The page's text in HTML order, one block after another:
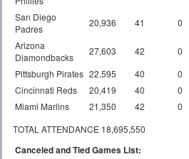
San Diego
Padres
20,936 41 0
Arizona
Diamondbacks
27,603 42 0
Pittsburgh Pirates 22,595 40 0
Cincinnati Reds
20,419 40 0
Miami Marlins
21,350 42 0
TOTAL ATTENDANCE 18,695,550
Canceled and Tied Games List: